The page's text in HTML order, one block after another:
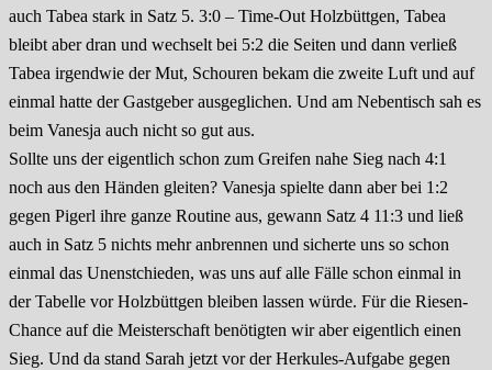
auch Tabea stark in Satz 5. 3:0 – Time-Out Holzbüttgen, Tabea
bleibt aber dran und wechselt bei 5:2 die Seiten und dann verließ
Tabea irgendwie der Mut, Schouren bekam die zweite Luft und auf
einmal hatte der Gastgeber ausgeglichen. Und am Nebentisch sah es
beim Vanesja auch nicht so gut aus.
Sollte uns der eigentlich schon zum Greifen nahe Sieg nach 4:1
noch aus den Händen gleiten? Vanesja spielte dann aber bei 1:2
gegen Pigerl ihre ganze Routine aus, gewann Satz 4 11:3 und ließ
auch in Satz 5 nichts mehr anbrennen und sicherte uns so schon
einmal das Unenstchieden, was uns auf alle Fälle schon einmal in
der Tabelle vor Holzbüttgen bleiben lassen würde. Für die Riesen-
Chance auf die Meisterschaft benötigten wir aber eigentlich einen
Sieg. Und da stand Sarah jetzt vor der Herkules-Aufgabe gegen